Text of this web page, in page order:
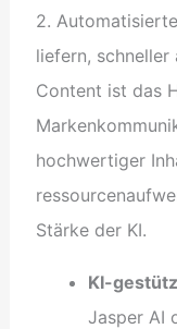
2.
liefern, schneller
Content ist das
hochwertiger
Stärke der KI.
KI-
Jasper AI